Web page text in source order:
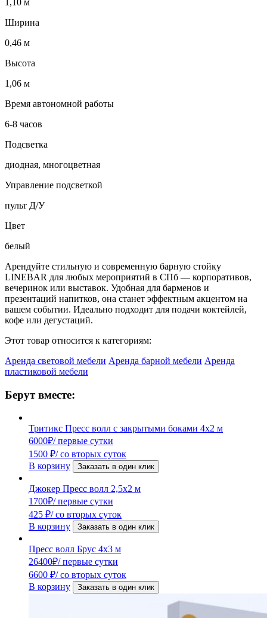
Ширина
0,46 м
Высота
1,06 м
Время автономной работы
6-8 часов
Подсветка
диодная, многоцветная
Управление подсветкой
пульт Д/У
Цвет
белый
Арендуйте стильную и современную барную стойку
LINEBAR для любых мероприятий в СПб — корпоративов,
вечеринок или выставок. Удобная для барменов и
презентаций напитков, она станет эффектным акцентом на
вашем событии. Идеально подходит для подачи коктейлей,
кофе или дегустаций.
Этот товар относится к категориям:
Аренда световой мебели Аренда барной мебели Аренда
пластиковой мебели
Берут вместе:
Тритикс Пресс волл с закрытыми боками 4х2 м
6000₽/ первые сутки
1500 ₽/ со вторых суток
В корзину
Заказать в один клик
Джокер Пресс волл 2,5х2 м
1700₽/ первые сутки
425 ₽/ со вторых суток
В корзину
Заказать в один клик
Пресс волл Брус 4х3 м
26400₽/ первые сутки
6600 ₽/ со вторых суток
В корзину
Заказать в один клик